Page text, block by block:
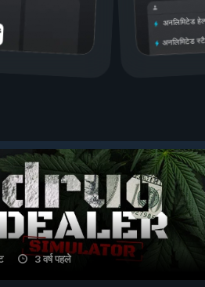
अनलिमिटेड
अनलिमिटेड
3 वर्ष पहले